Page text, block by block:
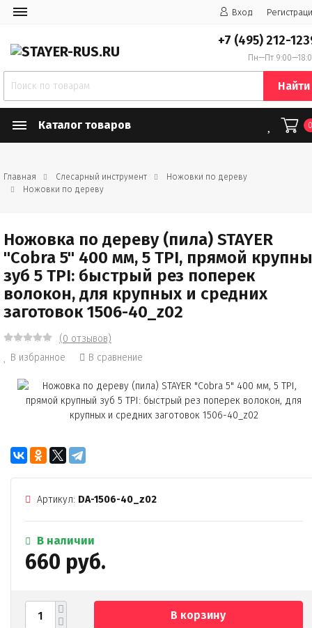
Вход
+7 (495) 212-
Пн—Пт
Найти
Каталог товаров
Главная Слесарный инструмент
Ножовки по дереву
Ножовки по дереву
Ножовка по дереву (пила) STAYER
"Cobra 5" 400 мм, 5 TPI, прямой
зуб 5 TPI: быстрый рез поперек
волокон, для крупных и средних
заготовок 1506-40_z02
(0 отзывов)
В избранное
В сравнение
Артикул: DA-1506-40_z02
В наличии
660 руб.
В корзину